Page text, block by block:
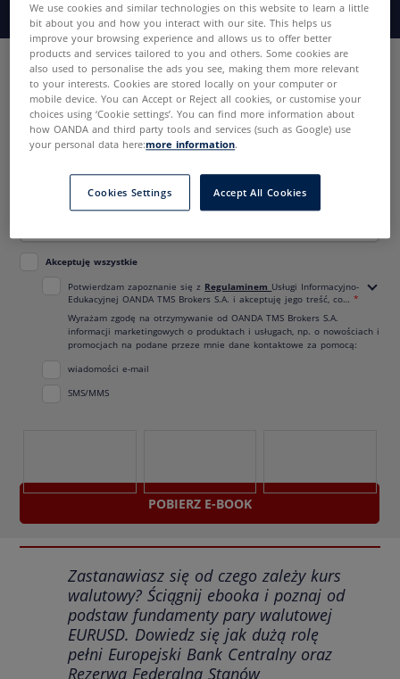
Wypełnij formularz
Polityka Prywatności OANDA TMS Brokers S.A.
Akceptuję wszystkie
Potwierdzam zapoznanie się z Regulaminem Usługi Informacyjno-
Edukacyjnej OANDA TMS Brokers S.A. i akceptuję jego treść, co
wsparcia telefonicznego w obsłudze rachunku. Rozumiem, że mogę
w każdej chwili zrezygnować z tej usługi.
Wyrażam zgodę na otrzymywanie od OANDA TMS Brokers S.A.
informacji marketingowych o produktach i usługach, np. o nowościach i
promocjach na podane przeze mnie dane kontaktowe za pomocą:
wiadomości e-mail
SMS/MMS
POBIERZ E-BOOK
Zastanawiasz się od czego zależy kurs
walutowy? Ściągnij ebooka i poznaj od
podstaw fundamenty pary walutowej
EURUSD. Dowiedz się jak dużą rolę
pełni Europejski Bank Centralny oraz
Rezerwa Federalna Stanów
We use cookies and similar technologies on this website to learn a little
bit about you and how you interact with our site. This helps us
improve your browsing experience and allows us to offer better
products and services tailored to you and others. Some cookies are
also used to personalise the ads you see, making them more relevant
to your interests. Cookies are stored locally on your computer or
mobile device. You can Accept or Reject all cookies, or customise your
choices using ‘Cookie settings’. You can find more information about
how OANDA and third party tools and services (such as Google) use
your personal data here:more information.
Cookies Settings Accept All Cookies